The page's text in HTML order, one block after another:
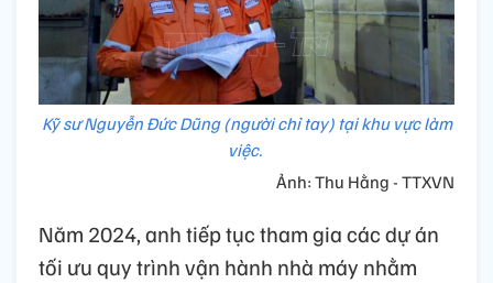
Kỹ sư Nguyễn Đức Dũng (người chỉ tay) tại khu vực làm
việc.
Ảnh: Thu Hằng - TTXVN
Năm 2024, anh tiếp tục tham gia các dự án
tối ưu quy trình vận hành nhà máy nhằm